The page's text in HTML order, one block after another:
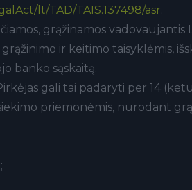
lt/TAD/TAIS.137498/asr.
grąžinamos vadovaujantis
ir keitimo taisyklėmis,
banko sąskaitą.
gali tai padaryti per 14
priemonėmis, nurodant